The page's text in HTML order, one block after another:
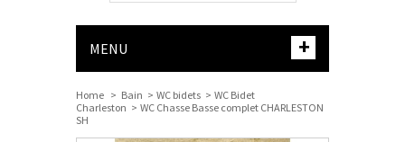
+
MENU
Home > Bain > WC bidets > WC Bidet
Charleston > WC Chasse Basse complet CHARLESTON
SH